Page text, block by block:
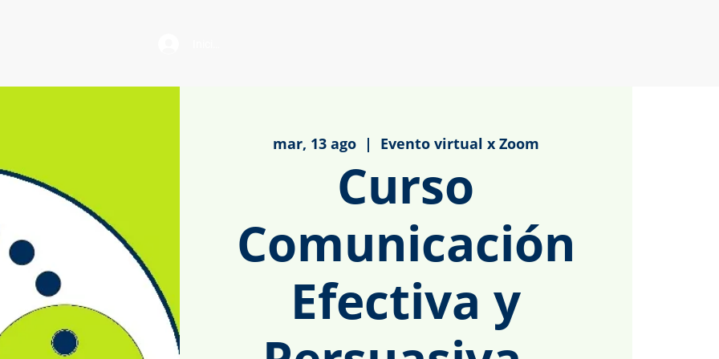
mar, 13 ago
  |
Evento virtual x Zoom
Curso
Comunicación
Efectiva y